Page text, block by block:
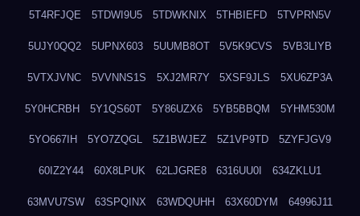
5T4RFJQE 5TDWI9U5 5TDWKNIX 5THBIEFD 5TVPRN5V
5UJY0QQ2 5UPNX603 5UUMB8OT 5V5K9CVS 5VB3LIYB
5VTXJVNC 5VVNNS1S 5XJ2MR7Y 5XSF9JLS 5XU6ZP3A
5Y0HCRBH 5Y1QS60T 5Y86UZX6 5YB5BBQM 5YHM530M
5YO667IH 5YO7ZQGL 5Z1BWJEZ 5Z1VP9TD 5ZYFJGV9
60IZ2Y44 60X8LPUK 62LJGRE8 6316UU0I 634ZKLU1
63MVU7SW 63SPQINX 63WDQUHH 63X60DYM 64996J11